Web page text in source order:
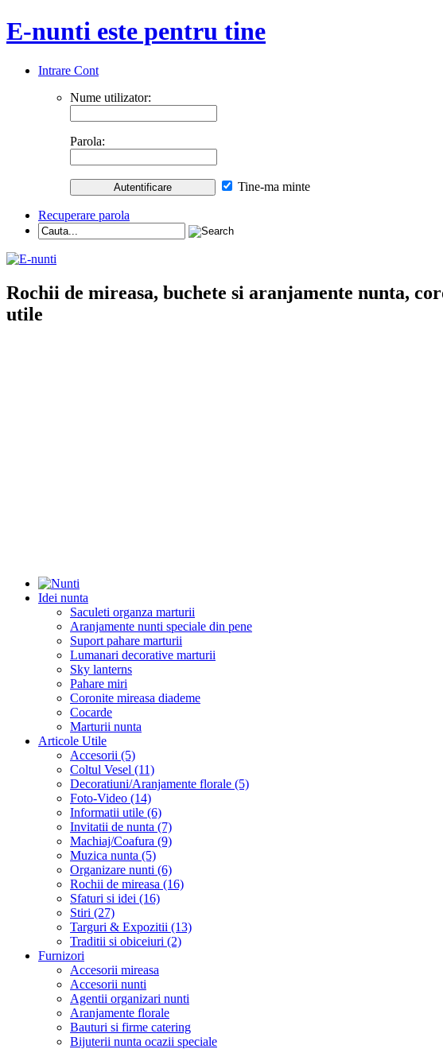
E-nunti este pentru tine
Intrare Cont
Nume utilizator:
Parola:
Tine-ma minte
Recuperare parola
Rochii de mireasa, buchete si aranjamente nunta,
utile
Idei nunta
Saculeti organza marturii
Aranjamente nunti speciale din pene
Suport pahare marturii
Lumanari decorative marturii
Sky lanterns
Pahare miri
Coronite mireasa diademe
Cocarde
Marturii nunta
Articole Utile
Accesorii (5)
Coltul Vesel (11)
Decoratiuni/Aranjamente florale (5)
Foto-Video (14)
Informatii utile (6)
Invitatii de nunta (7)
Machiaj/Coafura (9)
Muzica nunta (5)
Organizare nunti (6)
Rochii de mireasa (16)
Sfaturi si idei (16)
Stiri (27)
Targuri & Expozitii (13)
Traditii si obiceiuri (2)
Furnizori
Accesorii mireasa
Accesorii nunti
Agentii organizari nunti
Aranjamente florale
Bauturi si firme catering
Bijuterii nunta ocazii speciale